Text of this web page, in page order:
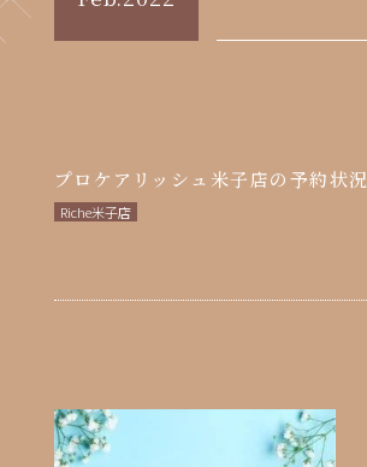
プロケアリッシュ米子店の予約状況
Riche米子店